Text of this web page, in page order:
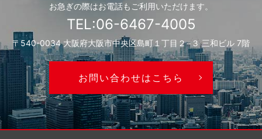
お急ぎの際はお電話もご利用いただけます。
TEL:06-6467-4005
〒540-0034 大阪府大阪市中央区島町１丁目２−３ 三和ビル 7階
お問い合わせはこちら